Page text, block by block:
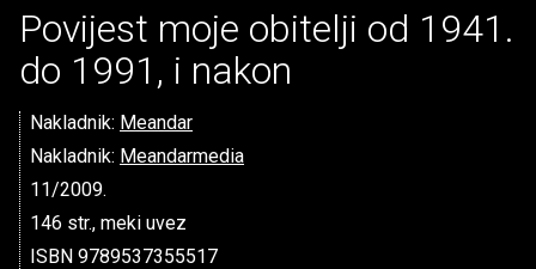
Povijest moje obitelji od 1941.
do 1991, i nakon
Nakladnik: Meandar
Nakladnik: Meandarmedia
11/2009.
146 str., meki uvez
ISBN 9789537355517